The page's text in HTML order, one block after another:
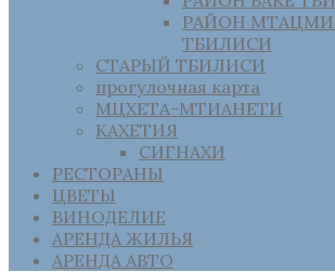
РАЙОН
ТБИЛИСИ
СТАРЫЙ ТБИЛИСИ
прогулочная карта
МЦХЕТА-МТИАНЕТИ
КАХЕТИЯ
СИГНАХИ
РЕСТОРАНЫ
ЦВЕТЫ
ВИНОДЕЛИЕ
АРЕНДА ЖИЛЬЯ
АРЕНДА АВТО